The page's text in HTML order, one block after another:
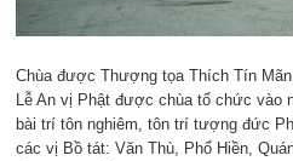
Chùa được Thượng tọa Thích Tín Mãn
Lễ An vị Phật được chùa tổ chức vào
bài trí tôn nghiêm, tôn trí tượng đức
các vị Bồ tát: Văn Thù, Phổ Hiền,